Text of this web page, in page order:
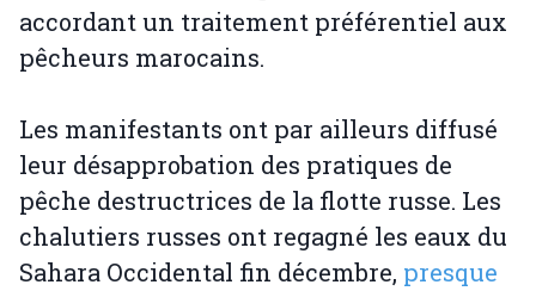
accordant un traitement préférentiel aux
pêcheurs marocains.
Les manifestants ont par ailleurs diffusé
leur désapprobation des pratiques de
pêche destructrices de la flotte russe. Les
chalutiers russes ont regagné les eaux du
Sahara Occidental fin décembre, presque